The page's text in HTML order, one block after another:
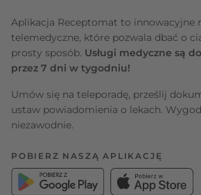
Aplikacja Receptomat to innowacyjne
telemedyczne, które pozwala dbać o
prosty sposób. Usługi medyczne są
przez 7 dni w tygodniu!
Umów się na teleporadę, prześlij
ustaw powiadomienia o lekach.
niezawodnie.
POBIERZ NASZĄ APLIKACJĘ